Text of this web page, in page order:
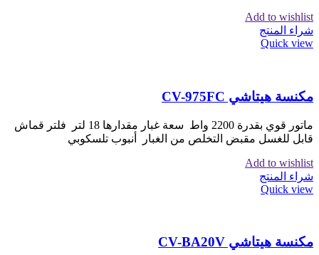
Add to wishlist
شراء المنتج
Quick view
مكنسة هيتاشي CV-975FC
ماتور قوي بقدرة 2200 واط سعة غبار مقدارها 18 لتر فلتر قماش
قابل للغسل مقبض التخلص من الغبار أنبوب تلسكوبي
Add to wishlist
شراء المنتج
Quick view
مكنسة هيتاشي CV-BA20V